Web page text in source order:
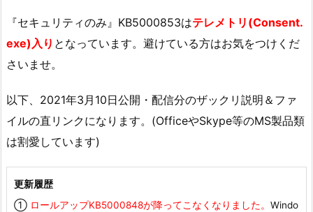
『セキュリティのみ』KB5000853はテレメトリ(Consent.
exe)入り となっています。避けている方はお気をつけくだ
さいませ。
以下、2021年3月10日公開・配信分のザックリ説明＆ファ
イルの直リンクになります。(OfficeやSkype等のMS製品類
は割愛しています)
更新履歴
① ロールアップKB5000848が降ってこなくなりました。 Windo